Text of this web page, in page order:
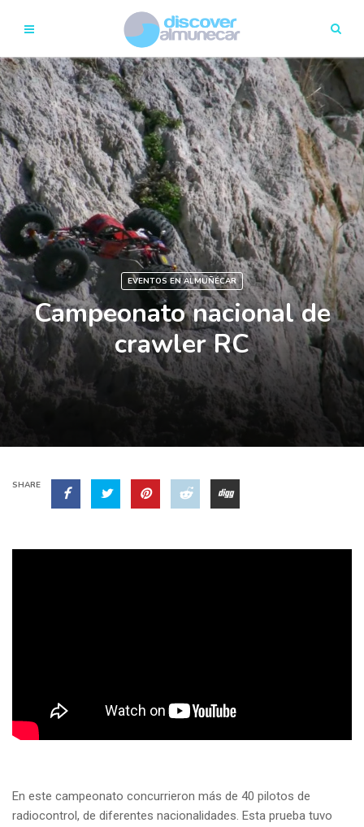
EVENTOS EN ALMUÑÉCAR
Campeonato nacional de
crawler RC
SHARE
En este campeonato concurrieron más de 40 pilotos de
radiocontrol, de diferentes nacionalidades. Esta prueba tuvo